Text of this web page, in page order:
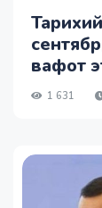
вафот
1 631